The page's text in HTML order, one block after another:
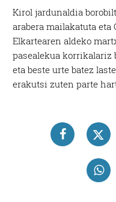
Kirol jardunaldia
arabera mailakatuta
Elkartearen aldeko
pasealekua korrikalariz
eta beste urte batez
erakutsi zuten parte